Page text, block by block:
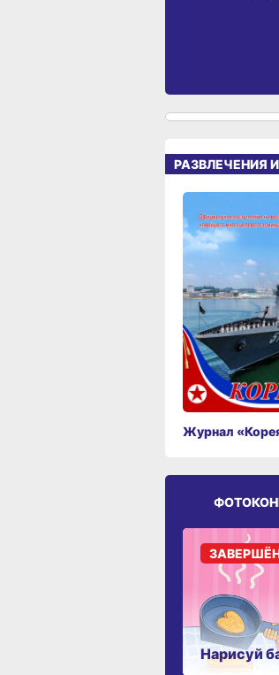
РАЗВЛЕЧЕНИЯ
Журнал
Нарисуй